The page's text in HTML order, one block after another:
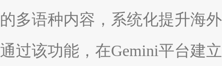
的多语种内容，系统化提升海
通过该功能，在Gemini平台建